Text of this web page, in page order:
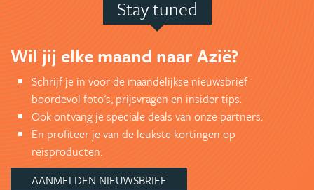
Stay tuned
Wil jij elke maand naar Azië?
Schrijf je in voor de maandelijkse nieuwsbrief
boordevol foto's, prijsvragen en insider tips.
Ook ontvang je speciale deals van onze partners.
En profiteer je van de leukste kortingen op
reisproducten.
AANMELDEN NIEUWSBRIEF